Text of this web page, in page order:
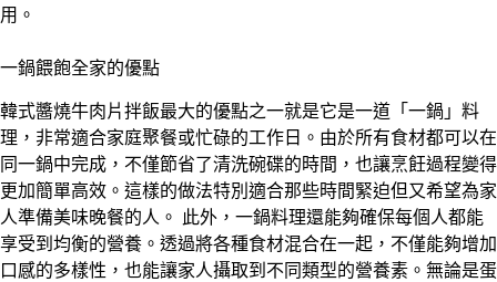
用。
一鍋餵飽全家的優點
韓式醬燒牛肉片拌飯最大的優點之一就是它是一道「一鍋」料
理，非常適合家庭聚餐或忙碌的工作日。由於所有食材都可以在
同一鍋中完成，不僅節省了清洗碗碟的時間，也讓烹飪過程變得
更加簡單高效。這樣的做法特別適合那些時間緊迫但又希望為家
人準備美味晚餐的人。 此外，一鍋料理還能夠確保每個人都能
享受到均衡的營養。透過將各種食材混合在一起，不僅能夠增加
口感的多樣性，也能讓家人攝取到不同類型的營養素。無論是蛋